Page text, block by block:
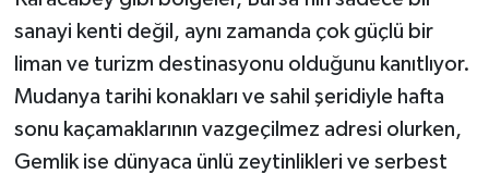
sanayi kenti değil, aynı zamanda çok güçlü bir
liman ve turizm destinasyonu olduğunu kanıtlıyor.
Mudanya tarihi konakları ve sahil şeridiyle hafta
sonu kaçamaklarının vazgeçilmez adresi olurken,
Gemlik ise dünyaca ünlü zeytinlikleri ve serbest